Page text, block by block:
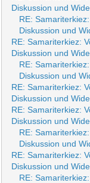
Diskussion und
RE:
Diskussion und
RE: Samariterkiez:
Diskussion und
RE:
Diskussion und
RE: Samariterkiez:
Diskussion und
RE: Samariterkiez:
Diskussion und
RE:
Diskussion und
RE: Samariterkiez:
Diskussion und
RE: